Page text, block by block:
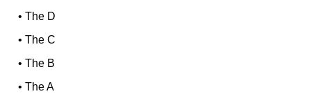
•The D
•The C
•The B
•The A